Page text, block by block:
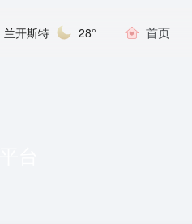
兰开斯特 28° 首页